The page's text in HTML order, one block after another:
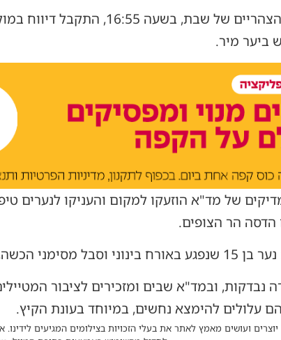
ביער מיר.
של מד"א הוזעקו למקום והעניקו לנערים
הדסה הר הצופים.
ונער בן 13 שנפגע באורח קל.
נבדקות, ובמד"א שבים ומזכירים לציבור
עלולים להימצא נחשים, במיוחד בעונת הקיץ.
יוצרים ועושים מאמץ לאתר את בעלי הזכויות בצילומים המגיעים